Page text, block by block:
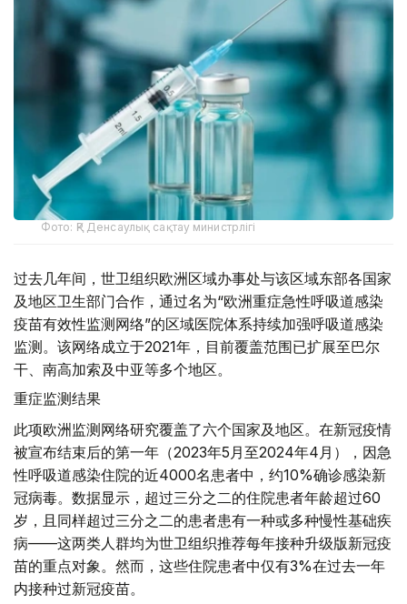
Фото: ҚР Денсаулық сақтау министрлігі
过去几年间，世卫组织欧洲区域办事处与该区域东部各国家
及地区卫生部门合作，通过名为“欧洲重症急性呼吸道感染
疫苗有效性监测网络”的区域医院体系持续加强呼吸道感染
监测。该网络成立于2021年，目前覆盖范围已扩展至巴尔
干、南高加索及中亚等多个地区。
重症监测结果
此项欧洲监测网络研究覆盖了六个国家及地区。在新冠疫情
被宣布结束后的第一年（2023年5月至2024年4月），因急
性呼吸道感染住院的近4000名患者中，约10%确诊感染新
冠病毒。数据显示，超过三分之二的住院患者年龄超过60
岁，且同样超过三分之二的患者患有一种或多种慢性基础疾
病——这两类人群均为世卫组织推荐每年接种升级版新冠疫
苗的重点对象。然而，这些住院患者中仅有3%在过去一年
内接种过新冠疫苗。